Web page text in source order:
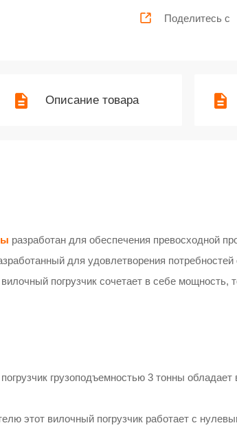
 Поделитесь с
Описание товара
разработан для обеспечения превосходной
для удовлетворения
погрузчик сочетает в себе мощность,
грузоподъемностью 3 тонны
этот вилочный погрузчик работает с